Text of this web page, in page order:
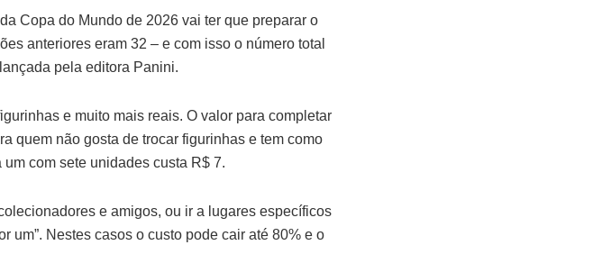
Copa do Mundo de 2026 vai ter que preparar o
anteriores eram 32 – e com isso o número total
pela editora Panini.
e muito mais reais. O valor para completar
quem não gosta de trocar figurinhas e tem como
com sete unidades custa R$ 7.
e amigos, ou ir a lugares específicos
um”. Nestes casos o custo pode cair até 80% e o